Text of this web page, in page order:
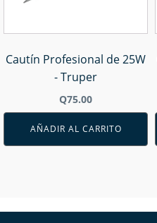
Cautín Profesional de 25W
- Truper
Q75.00
AÑADIR AL CARRITO